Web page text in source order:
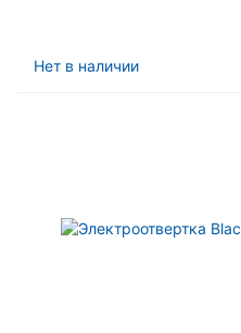
Нет в наличии